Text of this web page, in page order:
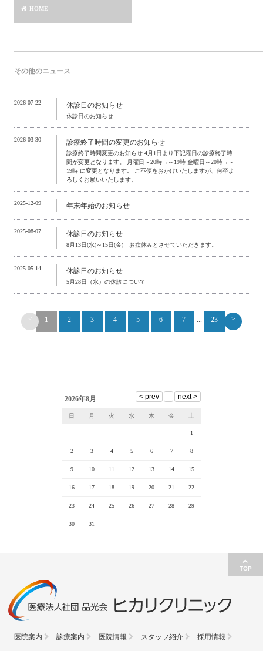
HOME
その他のニュース
2026-07-22 休診日のお知らせ
休診日のお知らせ
2026-03-30 診療終了時間の変更のお知らせ
診療終了時間変更のお知らせ 4月1日より下記曜日の診療終了時
間が変更となります。 月曜日～20時→～19時 金曜日～20時→～
19時 に変更となります。 ご不便をおかけいたしますが、何卒よ
ろしくお願いいたします。
2025-12-09 年末年始のお知らせ
2025-08-07 休診日のお知らせ
8月13日(水)～15日(金) お盆休みとさせていただきます。
2025-05-14 休診日のお知らせ
5月28日（水）の休診について
< 1 2 3 4 5 6 7 ... 23 >
2026年8月
日 月 火 水 木 金 土
1
2 3 4 5 6 7 8
9 10 11 12 13 14 15
16 17 18 19 20 21 22
23 24 25 26 27 28 29
30 31
TOP
医院案内 診療案内 医院情報 スタッフ紹介 採用情報